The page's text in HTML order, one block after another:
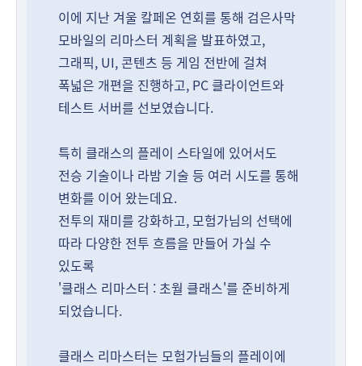
이에 지난 겨울 칼페온 연회를 통해 검은사막
모바일의 리마스터 계획을 발표하였고,
그래픽, UI, 콘텐츠 등 게임 전반에 걸쳐
폭넓은 개편을 진행하고, PC 클라이언트와
테스트 서버를 선보였습니다.
특히 클래스의 플레이 스타일에 있어서도
전승 기술이나 라밤 기술 등 여러 시도를 통해
변화를 이어 왔는데요.
전투의 재미를 강화하고, 모험가님의 선택에
따라 다양한 전투 흐름을 만들어 가실 수
있도록
'클래스 리마스터 : 초월 클래스'를 준비하게
되었습니다.
클래스 리마스터는 모험가님들의 플레이에